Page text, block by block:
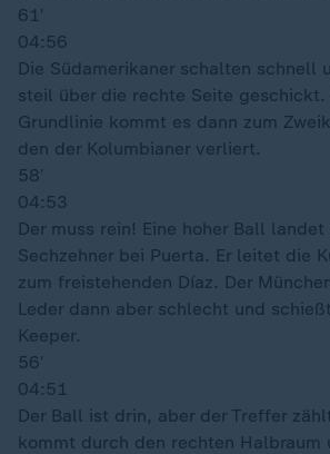
61′
04:56
Die Südamerikaner schalten schnell
steil über die rechte Seite geschickt.
Grundlinie kommt es dann zum
den der Kolumbianer verliert.
58′
04:53
Der muss rein! Eine hoher Ball
Sechzehner bei Puerta. Er leitet die
zum freistehenden Díaz. Der
Leder dann aber schlecht und
Keeper.
56′
04:51
Der Ball ist drin, aber der Treffer
kommt durch den rechten Halbraum